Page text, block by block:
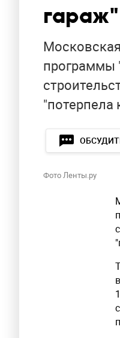
программы
"потерпела
Фото Ленты.ру